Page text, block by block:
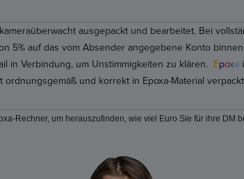
ausgepackt und bearbeitet. Bei
5% auf das vom Absender angegebene Konto
in Verbindung, um Unstimmigkeiten zu klären. Epoxa
ordnungsgemäß und korrekt in Epoxa-Material
Rechner, um herauszufinden, wie viel Euro Sie für ihre DM